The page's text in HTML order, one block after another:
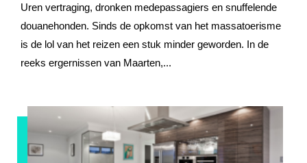
Uren vertraging, dronken medepassagiers en snuffelende
douanehonden. Sinds de opkomst van het massatoerisme
is de lol van het reizen een stuk minder geworden. In de
reeks ergernissen van Maarten,...